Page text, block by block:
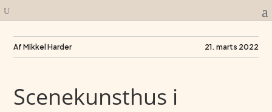
Af Mikkel Harder 21. marts 2022
Scenekunsthus i